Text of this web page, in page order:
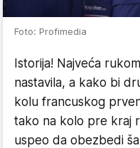
Foto: Profimedia
Istorija! Najveća
nastavila, a kako bi
kolu francuskog
tako na kolo pre kraj
uspeo da obezbedi